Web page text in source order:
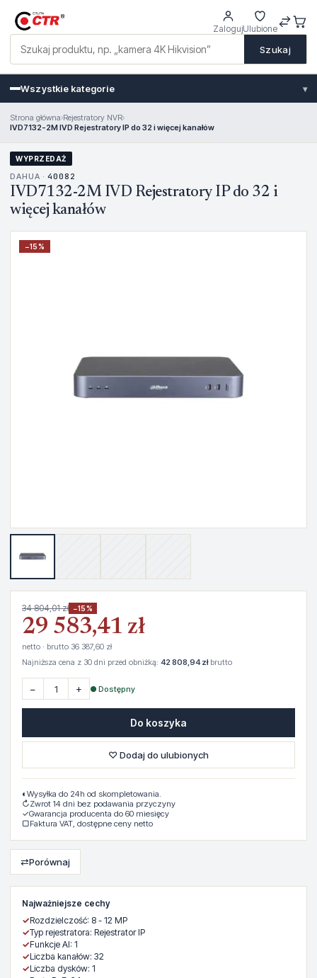
Szukaj
ZalogujUlubione
Wszystkie kategorie ▾
Strona główna›Rejestratory NVR›
IVD7132-2M IVD Rejestratory IP do 32 i więcej kanałów
WYPRZEDAŻ
DAHUA · 40082
IVD7132-2M IVD Rejestratory IP do 32 i
więcej kanałów
−15%
Najważniejsze cechy
✓Rozdzielczość: 8 - 12 MP
✓Typ rejestratora: Rejestrator IP
✓Funkcje AI: 1
✓Liczba kanałów: 32
✓Liczba dysków: 1
34 804,01 zł −15%
29 583,41 zł
netto · brutto 36 387,60 zł
Najniższa cena z 30 dni przed obniżką: 42 808,94 złbrutto
− + ● Dostępny
Do koszyka
♡ Dodaj do ulubionych
◐ Wysyłka do 24h od skompletowania.
↻Zwrot 14 dni bez podawania przyczyny
✓Gwarancja producenta do 60 miesięcy
▢Faktura VAT, dostępne ceny netto
⇄Porównaj